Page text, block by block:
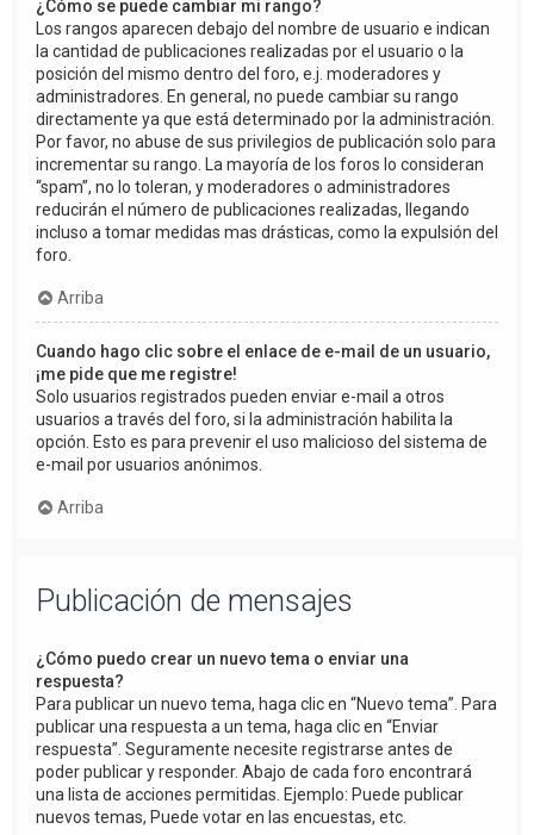
¿Cómo se puede cambiar mi rango?
Los rangos aparecen debajo del nombre de usuario e indican
la cantidad de publicaciones realizadas por el usuario o la
posición del mismo dentro del foro, e.j. moderadores y
administradores. En general, no puede cambiar su rango
directamente ya que está determinado por la administración.
Por favor, no abuse de sus privilegios de publicación solo para
incrementar su rango. La mayoría de los foros lo consideran
“spam”, no lo toleran, y moderadores o administradores
reducirán el número de publicaciones realizadas, llegando
incluso a tomar medidas mas drásticas, como la expulsión del
foro.
Arriba
Cuando hago clic sobre el enlace de e-mail de un usuario,
¡me pide que me registre!
Solo usuarios registrados pueden enviar e-mail a otros
usuarios a través del foro, si la administración habilita la
opción. Esto es para prevenir el uso malicioso del sistema de
e-mail por usuarios anónimos.
Arriba
Publicación de mensajes
¿Cómo puedo crear un nuevo tema o enviar una
respuesta?
Para publicar un nuevo tema, haga clic en “Nuevo tema”. Para
publicar una respuesta a un tema, haga clic en “Enviar
respuesta”. Seguramente necesite registrarse antes de
poder publicar y responder. Abajo de cada foro encontrará
una lista de acciones permitidas. Ejemplo: Puede publicar
nuevos temas, Puede votar en las encuestas, etc.